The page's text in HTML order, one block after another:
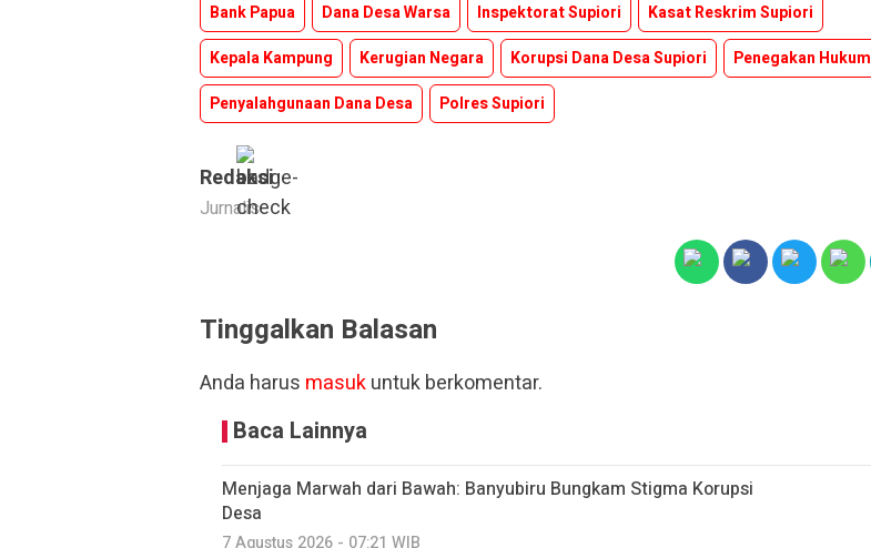
Bank Papua Dana Desa Warsa Inspektorat Supiori
Kasat Reskrim Supiori
Kepala Kampung
Kerugian Negara Korupsi Dana Desa Supiori
Penegakan Hukum
Penyalahgunaan Dana Desa
Polres Supiori
Redaksi
Jurnalis
Tinggalkan Balasan
Anda harus masukuntuk berkomentar.
Baca Lainnya
Menjaga Marwah dari Bawah: Banyubiru Bungkam Stigma Korupsi
Desa
7 Agustus 2026 - 07:21 WIB